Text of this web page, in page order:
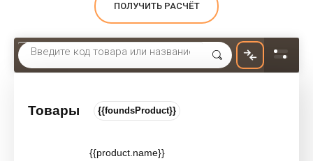
ПОЛУЧИТЬ РАСЧЁТ
Товары {{foundsProduct}}
{{product.name}}
Акции и скидки